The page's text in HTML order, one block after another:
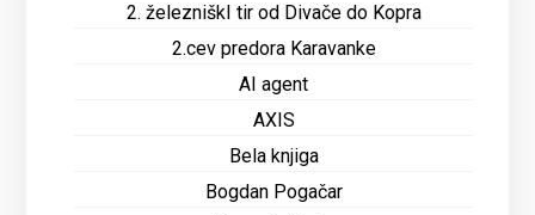
2. železniškI tir od Divače do Kopra
2.cev predora Karavanke
AI agent
AXIS
Bela knjiga
Bogdan Pogačar